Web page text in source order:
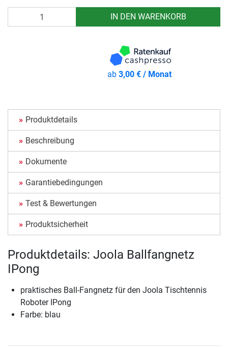
IN DEN WARENKORB
ab3,00 € / Monat
Produktdetails
Beschreibung
Dokumente
Garantiebedingungen
Test & Bewertungen
Produktsicherheit
Produktdetails: Joola Ballfangnetz
IPong
praktisches Ball-Fangnetz für den Joola Tischtennis
Roboter IPong
Farbe: blau